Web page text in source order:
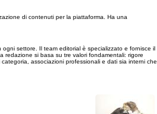
di contenuti per la piattaforma. Ha una
settore. Il team editorial è specializzato e fornisce il
redazione si basa su tre valori fondamentali: rigore
associazioni professionali e dati sia interni che